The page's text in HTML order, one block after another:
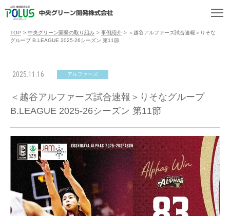
TOP > 中央グリーン開発の取り組み > 事例紹介 > ＜越谷アルファーズ試合速報＞りそな
グループ B.LEAGUE 2025-26シーズン 第11節
2025.11.16 アルファーズ
＜越谷アルファーズ試合速報＞りそなグループ
B.LEAGUE 2025-26シーズン 第11節